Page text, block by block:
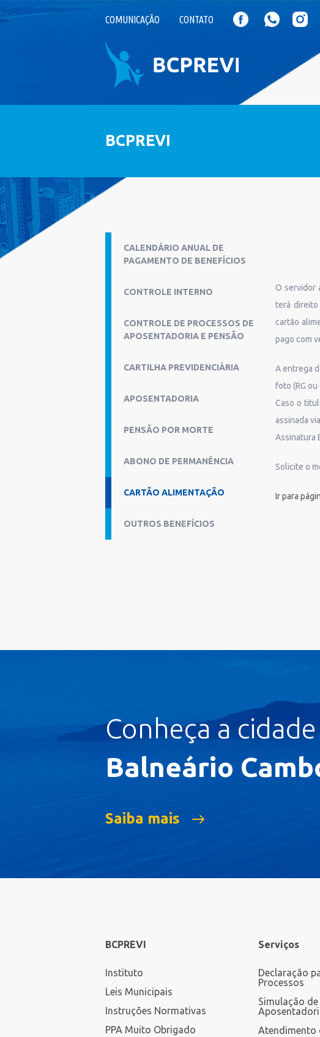
COMUNICAÇÃO CONTATO
BCPREVI
CALENDÁRIO ANUAL DE
PAGAMENTO DE BENEFÍCIOS
CONTROLE INTERNO
CONTROLE DE PROCESSOS DE
APOSENTADORIA E PENSÃO
CARTILHA PREVIDENCIÁRIA
APOSENTADORIA
PENSÃO POR MORTE
ABONO DE PERMANÊNCIA
CARTÃO ALIMENTAÇÃO
OUTROS BENEFÍCIOS
O servidor
terá direito
cartão
pago com
A entrega
foto (RG ou
Caso o
assinada
Assinatura
Solicite o
Ir para
Conheça a
Balneário
Saiba mais
BCPREVI
Instituto
Leis Municipais
Instruções Normativas
PPA Muito Obrigado
Serviços
Declaração
Processos
Simulação de
Atendimento